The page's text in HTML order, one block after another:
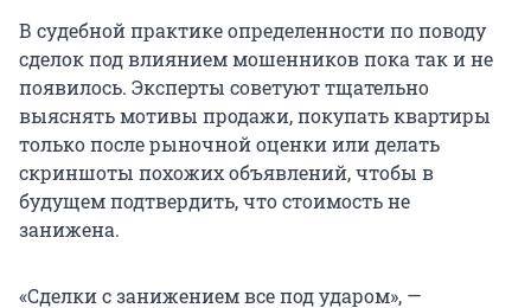
В судебной практике определенности по поводу
сделок под влиянием мошенников пока так и не
появилось. Эксперты советуют тщательно
выяснять мотивы продажи, покупать квартиры
только после рыночной оценки или делать
скриншоты похожих объявлений, чтобы в
будущем подтвердить, что стоимость не
занижена.
«Сделки с занижением все под ударом», —